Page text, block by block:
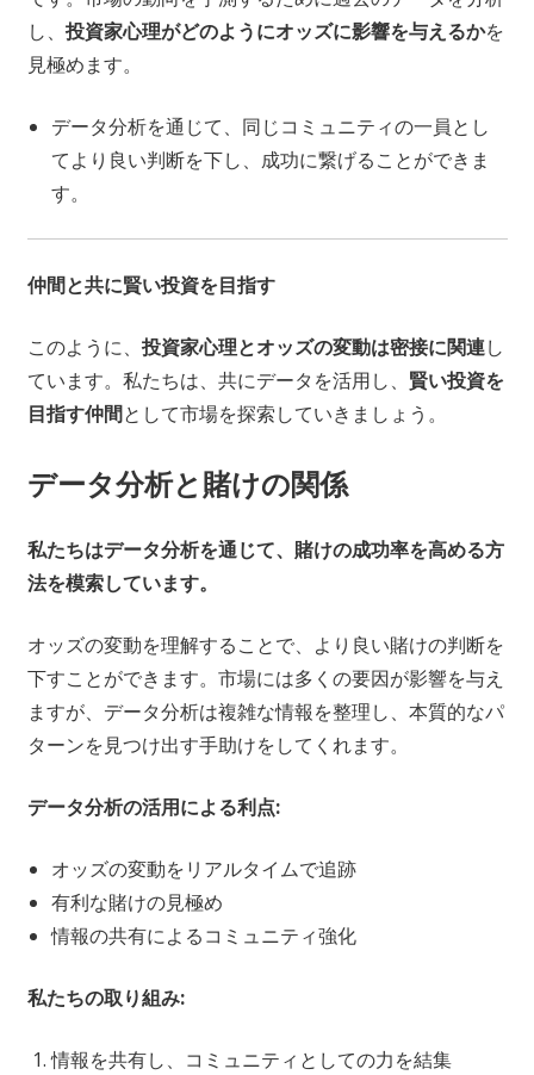
し、 投資家心理がどのようにオッズに影響を与えるかを
見極めます。
データ分析を通じて、同じコミュニティの一員とし
てより良い判断を下し、成功に繋げることができま
す。
仲間と共に賢い投資を目指す
このように、 投資家心理とオッズの変動は密接に関連し
ています。私たちは、共にデータを活用し、 賢い投資を
目指す仲間として市場を探索していきましょう。
データ分析と賭けの関係
私たちはデータ分析を通じて、賭けの成功率を高める方
法を模索しています。
オッズの変動を理解することで、より良い賭けの判断を
下すことができます。市場には多くの要因が影響を与え
ますが、データ分析は複雑な情報を整理し、本質的なパ
ターンを見つけ出す手助けをしてくれます。
データ分析の活用による利点:
オッズの変動をリアルタイムで追跡
有利な賭けの見極め
情報の共有によるコミュニティ強化
私たちの取り組み:
情報を共有し、コミュニティとしての力を結集